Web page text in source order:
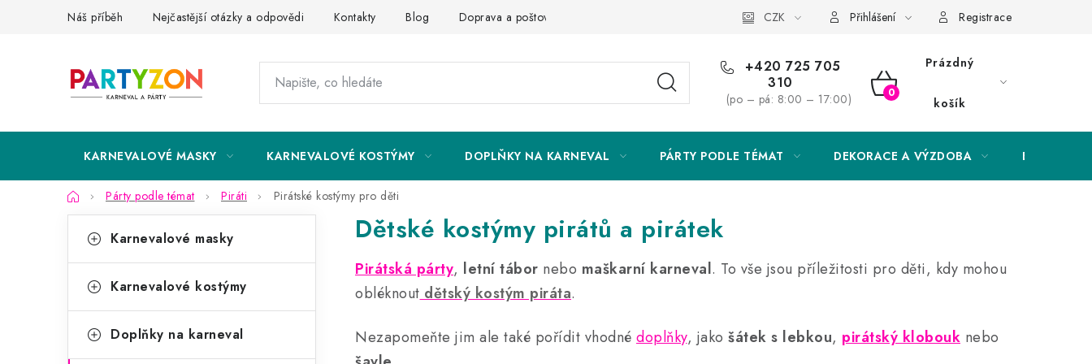
Náš příběh Nejčastější otázky a odpovědi Kontakty Blog Doprava a poštovné Obchodní podmínky Podmínky ochrany osobních údajů
CZK Přihlášení Registrace
+420 725 705
310
(po – pá: 8:00 – 17:00)
NÁKUPNÍ
Prázdný
košík
KARNEVALOVÉ MASKY KARNEVALOVÉ KOSTÝMY DOPLŇKY NA KARNEVAL PÁRTY PODLE TÉMAT DEKORACE A VÝZDOBA
DomůPárty podle témat Piráti Pirátské kostýmy pro děti
o
t
r
kategorie
a
e
Karnevalové masky
Karnevalové kostýmy
Doplňky na karneval
Dětské kostýmy pirátů a pirátek
Pirátská párty, letní tábor nebo maškarní karneval. To vše jsou příležitosti pro děti, kdy mohou
obléknout dětský kostým piráta.
Nezapomeňte jim ale také pořídit vhodné doplňky, jako šátek s lebkou, pirátský klobouk nebo